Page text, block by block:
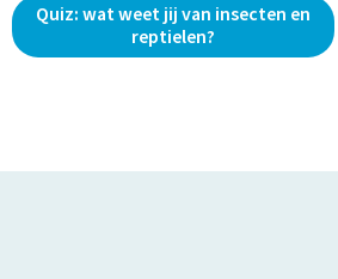
Quiz: wat weet jij van insecten en
reptielen?